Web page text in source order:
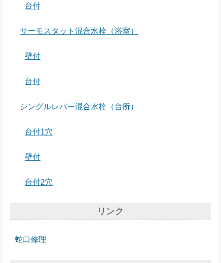
台付
サーモスタット混合水栓（浴室）
壁付
台付
シングルレバー混合水栓（台所）
台付1穴
壁付
台付2穴
リンク
蛇口修理